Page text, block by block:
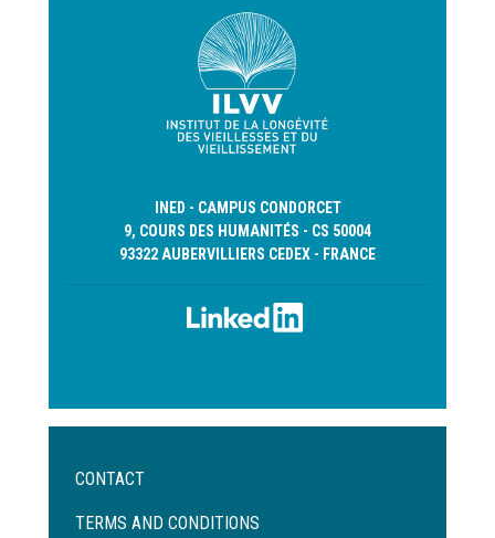
INED - CAMPUS CONDORCET
9, COURS DES HUMANITÉS - CS 50004
93322 AUBERVILLIERS CEDEX - FRANCE
Menu
de
CONTACT
TERMS AND CONDITIONS